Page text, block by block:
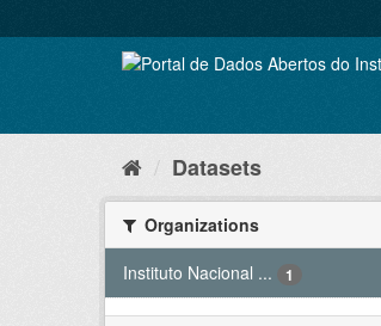
to
Datasets
Organizations
Instituto Nacional ...
1